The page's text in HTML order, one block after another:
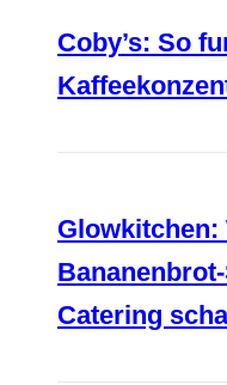
Coby’s: So
Glowkitchen:
Catering